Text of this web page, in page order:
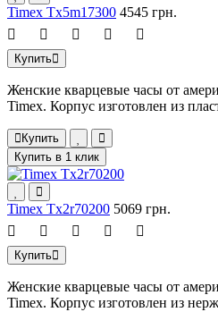
Timex Tx5m17300 4545 грн.
Купить
Женские кварцевые часы от
Timex. Корпус изготовлен из
Купить
Купить в 1 клик
Timex Tx2r70200 5069 грн.
Купить
Женские кварцевые часы от
Timex. Корпус изготовлен из